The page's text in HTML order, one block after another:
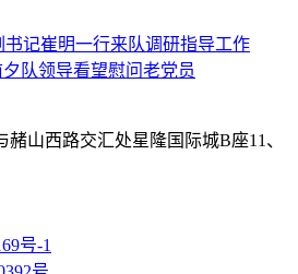
书记崔明一行来队调研指导工作
夕队领导看望慰问老党员
山西路交汇处星隆国际城B座11、
号-1